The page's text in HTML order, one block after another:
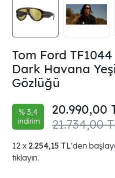
Tom Ford
Dark Havana
Gözlüğü
% 3,4
indirim
21.734,00
20.990,00
2.254,15 TL'den
tıklayın.